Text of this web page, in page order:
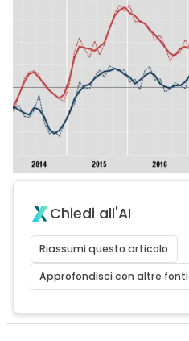
Chiedi all'AI
Riassumi questo articolo
Approfondisci con altre fonti